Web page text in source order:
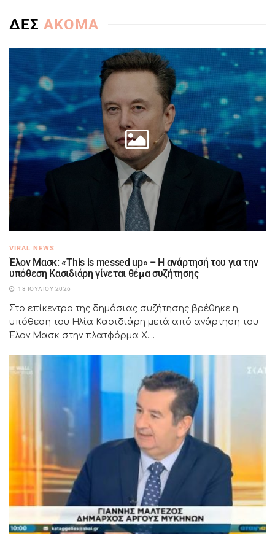
ΔΕΣ ΑΚΟΜΑ
VIRAL NEWS
Έλον Μασκ: «This is messed up» – Η ανάρτησή του για την
υπόθεση Κασιδιάρη γίνεται θέμα συζήτησης
18 ΙΟΥΛΊΟΥ 2026
Στο επίκεντρο της δημόσιας συζήτησης βρέθηκε η
υπόθεση του Ηλία Κασιδιάρη μετά από ανάρτηση του
Έλον Μασκ στην πλατφόρμα X....